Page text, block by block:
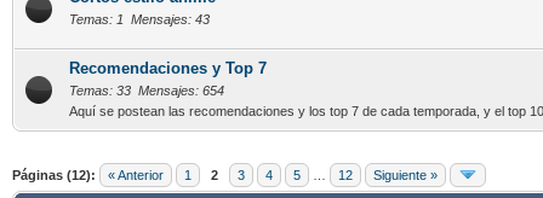
Temas: 1 Mensajes: 43
Recomendaciones y Top 7
Temas: 33 Mensajes: 654
Aquí se postean las recomendaciones y los top 7 de cada temporada, y el top
Páginas (12): « Anterior 1 2 3 4 5 12 Siguiente »